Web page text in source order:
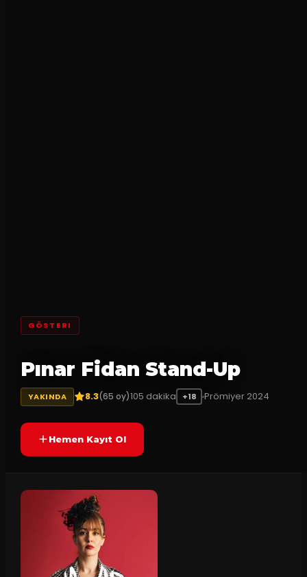
GÖSTERI
Pınar Fidan Stand-Up
YAKINDA 8.3(65 oy)105 dakika +18 Prömiyer2024
Hemen Kayıt Ol